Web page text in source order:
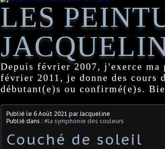
LES
Depuis février 2007, j'exerce
février 2011, je donne des cours
débutant(e)s ou confirmé(e)s.
Publié le 6 Août 2021 par Jacqueline
Publié dans : #la symphonie des couleurs
Couché de soleil